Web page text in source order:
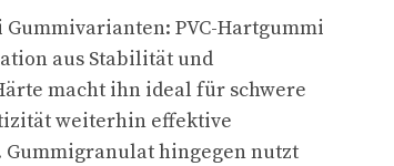
PVC-Hartgummi
aus Stabilität und
macht ihn ideal für schwere
weiterhin effektive
hingegen nutzt